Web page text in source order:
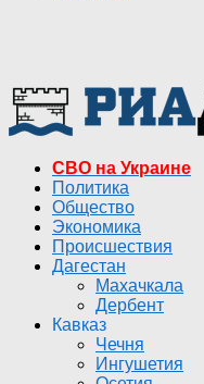
СВО на Украине
Политика
Общество
Экономика
Происшествия
Дагестан
Махачкала
Дербент
Кавказ
Чечня
Ингушетия